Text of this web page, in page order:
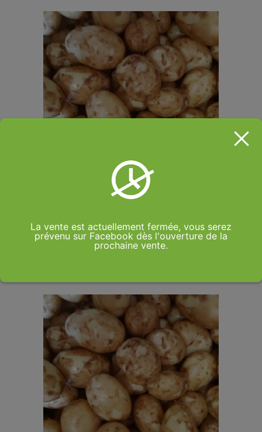
Pomme De Terre Nouvelle 1kg
3,99€
Ajouter au panier
La vente est actuellement fermée, vous serez
prévenu sur Facebook dès l'ouverture de la
prochaine vente.